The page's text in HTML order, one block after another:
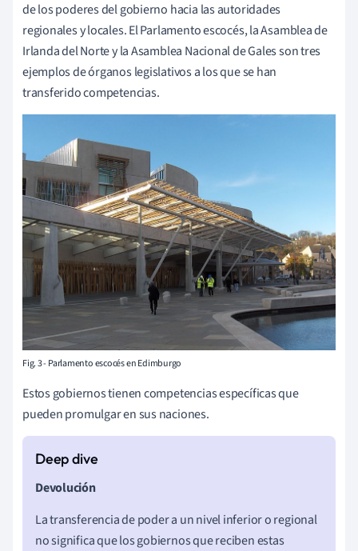
de los poderes del gobierno hacia las autoridades
regionales y locales. El Parlamento escocés, la Asamblea de
Irlanda del Norte y la Asamblea Nacional de Gales son tres
ejemplos de órganos legislativos a los que se han
transferido competencias.
Fig. 3 - Parlamento escocés en Edimburgo
Estos gobiernos tienen competencias específicas que
pueden promulgar en sus naciones.
Devolución
La transferencia de poder a un nivel inferior o regional
no significa que los gobiernos que reciben estas